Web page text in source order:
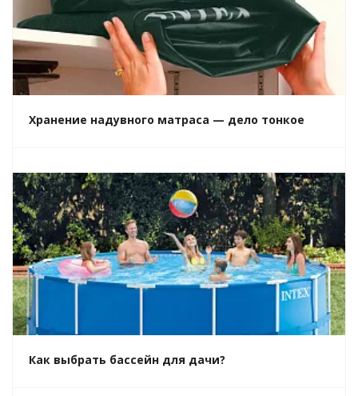
Хранение надувного матраса — дело тонкое
Как выбрать бассейн для дачи?